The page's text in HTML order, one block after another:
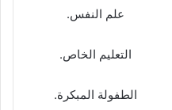
علم النفس.
التعليم الخاص.
الطفولة المبكرة.